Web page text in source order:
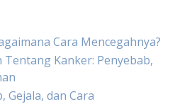
Cara Mencegahnya?
Tentang Kanker: Penyebab,
Gejala, dan Cara